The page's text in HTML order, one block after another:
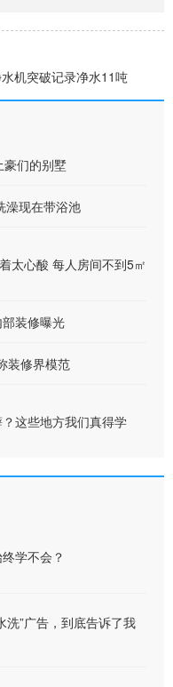
机突破记录净水11吨
们的别墅
澡现在带浴池
太心酸 每人房间不到5㎡
装修曝光
装修界模范
这些地方我们真得学
学不会？
洗”广告，到底告诉了我